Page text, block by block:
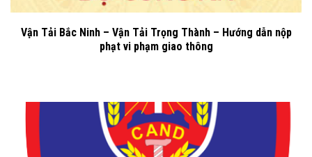
Vận Tải Bắc Ninh – Vận Tải Trọng Thành – Hướng dẫn nộp
phạt vi phạm giao thông